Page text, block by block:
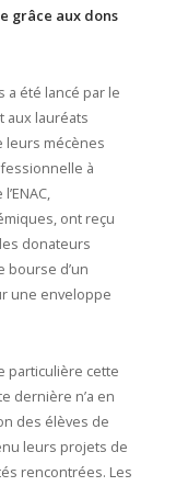
grâce aux dons
a été lancé par le
aux lauréats
leurs mécènes
à
ont reçu
donateurs
bourse d’un
une enveloppe
particulière cette
dernière n’a en
des élèves de
leurs projets de
rencontrées. Les